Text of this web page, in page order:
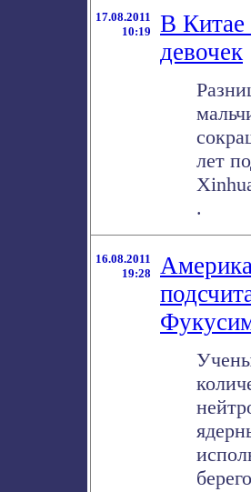
17.08.2011
10:19
В Китае
девочек
лет
.
16.08.2011
19:28